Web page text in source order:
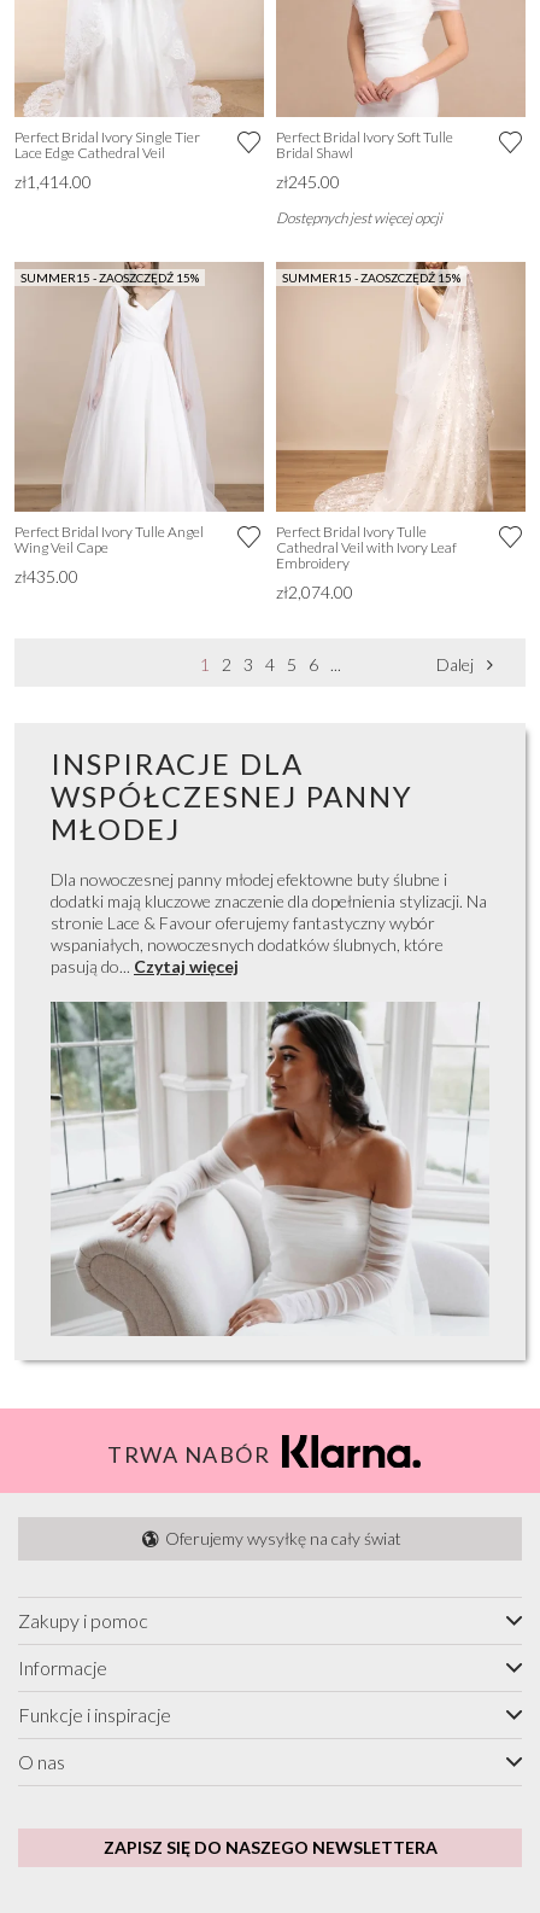
Perfect Bridal Ivory Single Tier
Lace Edge Cathedral Veil
zł1,414.00
Perfect Bridal Ivory Soft Tulle
Bridal Shawl
zł245.00
Dostępnych jest więcej opcji
SUMMER15 - ZAOSZCZĘDŹ 15%
Perfect Bridal Ivory Tulle Angel
Wing Veil Cape
zł435.00
SUMMER15 - ZAOSZCZĘDŹ 15%
Perfect Bridal Ivory Tulle
Cathedral Veil with Ivory Leaf
Embroidery
zł2,074.00
1 2 3 4 5 6 ... Dalej
INSPIRACJE DLA
WSPÓŁCZESNEJ PANNY
MŁODEJ
Dla nowoczesnej panny młodej efektowne buty ślubne i
dodatki mają kluczowe znaczenie dla dopełnienia stylizacji. Na
stronie Lace & Favour oferujemy fantastyczny wybór
wspaniałych, nowoczesnych dodatków ślubnych, które
pasują do... Czytaj więcej
TRWA NABÓR
Oferujemy wysyłkę na cały świat
Zakupy i pomoc
Informacje
Funkcje i inspiracje
O nas
ZAPISZ SIĘ DO NASZEGO NEWSLETTERA